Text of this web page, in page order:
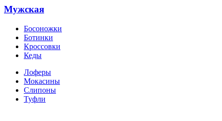
Мужская
Босоножки
Ботинки
Кроссовки
Кеды
Лоферы
Мокасины
Слипоны
Туфли